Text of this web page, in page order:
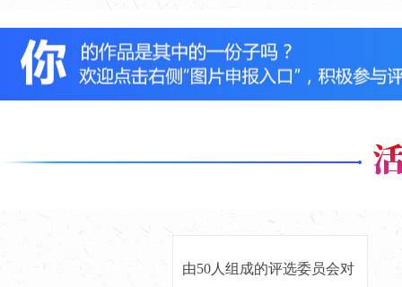
由50人组成的评选委员会对